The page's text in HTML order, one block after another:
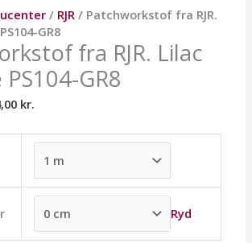
/ RJR / Patchworkstof fra RJR.
GR8
fra RJR. Lilac
GR8
kr.
Ryd
Mulighederne
kan
vælges
på
varesiden
Mulighederne
kan
vælges
på
varesiden
Mulighederne
kan
vælges
på
varesiden